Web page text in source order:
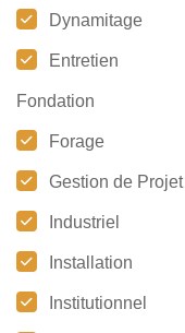
Dynamitage
Entretien
Fondation
Forage
Gestion de Projet
Industriel
Installation
Institutionnel